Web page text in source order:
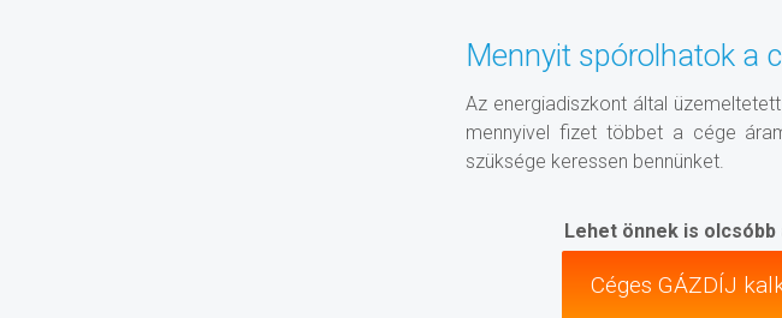
Mennyit spórolhatok a
Az energiadiszkont által
mennyivel fizet többet a cége
szüksége keressen bennünket.
Lehet önnek is olcsóbb
Céges GÁZDÍJ